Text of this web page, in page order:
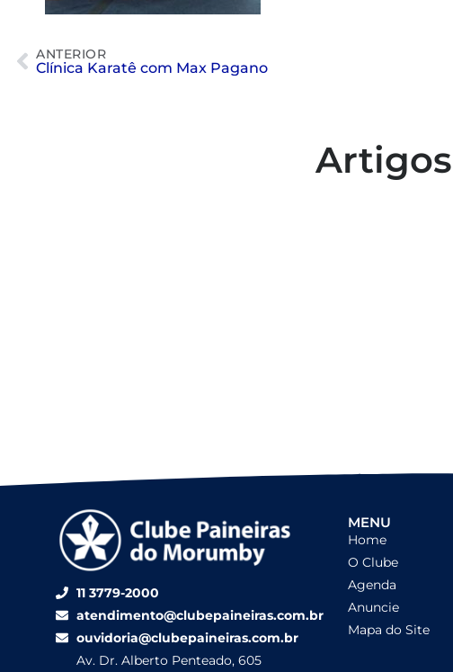
ANTERIOR
Clínica Karatê com Max Pagano
11 3779-2000
atendimento@clubepaineiras.com.br
ouvidoria@clubepaineiras.com.br
Av. Dr. Alberto Penteado, 605
MENU
Home
O Clube
Agenda
Anuncie
Mapa do Site